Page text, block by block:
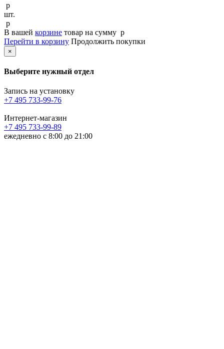
p
шт.
p
В вашей корзине товар на сумму p
Перейти в корзину Продолжить покупки
×
Выберите нужный отдел
Запись на установку
+7 495 733-99-76
Интернет-магазин
+7 495 733-99-89
ежедневно с 8:00 до 21:00